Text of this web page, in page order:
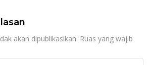
akan dipublikasikan. Ruas yang wajib